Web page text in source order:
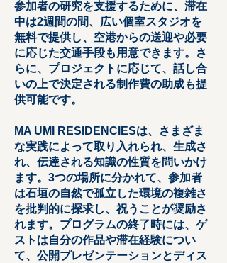
参加者の研究を支援するために、滞在
中は2週間の間、広い個室スタジオを
無料で提供し、空港からの送迎や必要
に応じた交通手段も用意できます。さ
らに、プロジェクトに応じて、話し合
いの上で決定される制作費の助成も提
供可能です。
MA UMI RESIDENCIESは、さまざま
な実践によって取り入れられ、生成さ
れ、伝達される知識の性質を問いかけ
ます。3つの場所に分かれて、参加者
は石垣の自然で孤立した環境の複雑さ
を批判的に探求し、祝うことが奨励さ
れます。プログラムの終了時には、ゲ
ストは自分の作品や滞在経験につい
て、公開プレゼンテーションとディス